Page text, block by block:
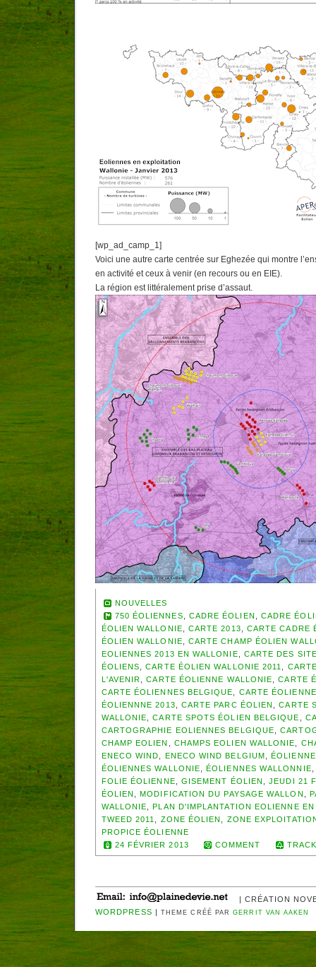
[wp_ad_camp_1]
Voici une autre carte centrée sur Eghezée qui montre
en activité et ceux à venir (en recours ou en EIE).
La région est littéralement prise d’assaut.
NOUVELLES
750 ÉOLIENNES
CADRE ÉOLIEN
CADRE
ÉOLIEN WALLONIE
CARTE 2013
CARTE CADRE
ÉOLIEN WALLONIE
CARTE CHAMP ÉOLIEN
EOLIENNES 2013 EN WALLONIE
CARTE DES
ÉOLIENS ,CARTE ÉOLIEN WALLONIE 2011
L'AVENIR ,CARTE ÉOLIENNE WALLONIE ,CARTE
CARTE ÉOLIENNES BELGIQUE
CARTE
ÉOLIENNNE 2013
CARTE PARC ÉOLIEN ,CARTE
WALLONIE ,CARTE SPOTS ÉOLIEN BELGIQUE
CARTOGRAPHIE EOLIENNES BELGIQUE ,
CHAMP EOLIEN
CHAMPS EOLIEN WALLONIE
ENECO WIND
ENECO WIND BELGIUM ,
ÉOLIENNES WALLONIE ,ÉOLIENNES WALLONNIE
FOLIE ÉOLIENNE
GISEMENT ÉOLIEN ,JEUDI 21
ÉOLIEN
,MODIFICATION DU PAYSAGE WALLON
WALLONIE ,PLAN D'IMPLANTATION EOLIENNE
TWEED 2011
ZONE ÉOLIEN
ZONE
PROPICE ÉOLIENNE
24 FÉVRIER 2013
COMMENT
| CRÉATION
WORDPRESS | THEME CRÉÉ PARGERRIT VAN AAKEN